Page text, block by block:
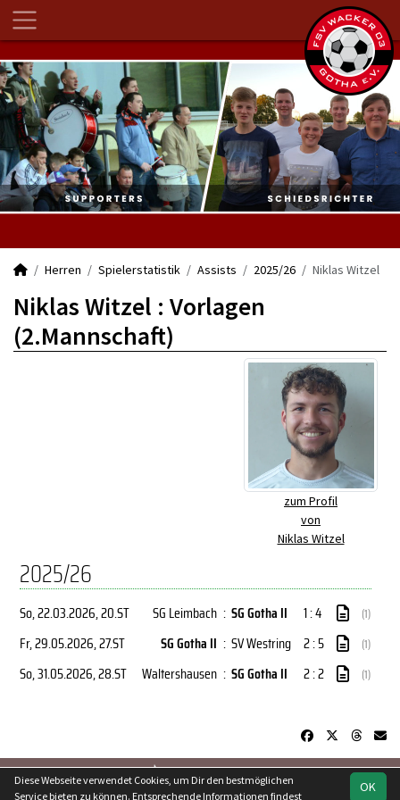
Herren Spielerstatistik Assists 2025/26 Niklas Witzel
Niklas Witzel : Vorlagen
(2.Mannschaft)
zum Profil
von
Niklas Witzel
2025/26
So, 22.03.2026, 20.ST SG Leimbach : SG Gotha II 1 : 4 (1)
Fr, 29.05.2026, 27.ST SG Gotha II : SV Westring 2 : 5 (1)
So, 31.05.2026, 28.ST Waltershausen : SG Gotha II 2 : 2 (1)
soccero.de
OK
Diese Webseite verwendet Cookies, um Dir den bestmöglichen
Service bieten zu können. Entsprechende Informationen findest